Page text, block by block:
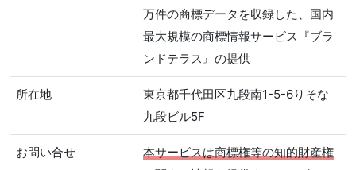
万件の商標データを収録した、国内
最大規模の商標情報サービス『ブラ
ンドテラス』の提供
所在地
東京都千代田区九段南1-5-6りそな
九段ビル5F
お問い合せ
本サービスは商標権等の知的財産権